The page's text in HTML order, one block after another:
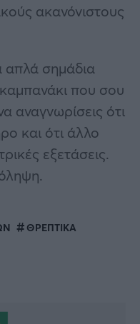
ακανόνιστους
απλά σημάδια
που σου
αναγνωρίσεις ότι
και ότι άλλο
εξετάσεις.
ΘΡΕΠΤΙΚΑ